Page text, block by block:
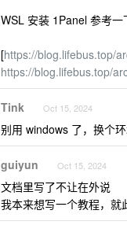
WSL 安装 1Panel 参考一
[https://blog.lifebus.top/
https://blog.lifebus.top/
Tink Oct 15, 2024
别用 windows 了，换个
guiyun Oct 15, 2024
文档里写了不让在外说
我本来想写一个教程，就